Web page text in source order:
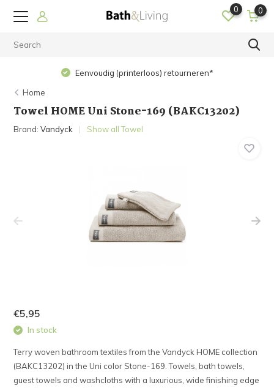
0 0
Eenvoudig (printerloos) retourneren*
Home
Towel HOME Uni Stone-169 (BAKC13202)
Brand:Vandyck Show all Towel
€5,95
In stock
Terry woven bathroom textiles from the Vandyck HOME collection
(BAKC13202) in the Uni color Stone-169. Towels, bath towels,
guest towels and washcloths with a luxurious, wide finishing edge